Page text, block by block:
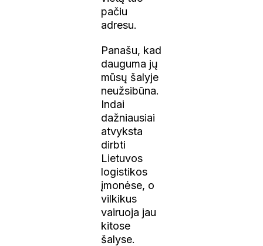
pačiu
adresu.
Panašu, kad
dauguma jų
mūsų šalyje
neužsibūna.
Indai
dažniausiai
atvyksta
dirbti
Lietuvos
logistikos
įmonėse, o
vilkikus
vairuoja jau
kitose
šalyse.